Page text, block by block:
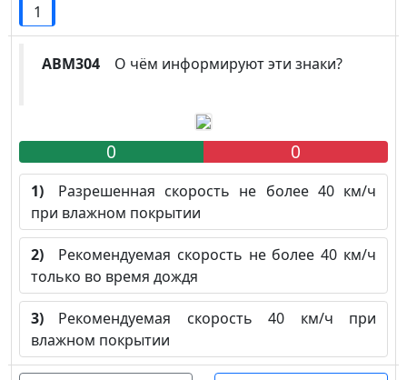
1
ABM304 О чём информируют эти знаки?
0 0
1) Разрешенная скорость не более 40 км/ч
при влажном покрытии
2) Рекомендуемая скорость не более 40 км/ч
только во время дождя
3) Рекомендуемая скорость 40 км/ч при
влажном покрытии